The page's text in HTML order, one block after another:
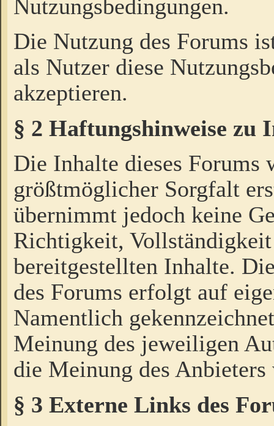
Nutzungsbedingungen.
Die Nutzung des Forums
als Nutzer diese
akzeptieren.
§ 2 Haftungshinweise zu
Die Inhalte dieses Forums
größtmöglicher Sorgfalt
übernimmt jedoch keine
Richtigkeit,
bereitgestellten Inhalte.
des Forums erfolgt auf
Namentlich
Meinung des jeweiligen
die Meinung des Anbieters
§ 3 Externe Links des